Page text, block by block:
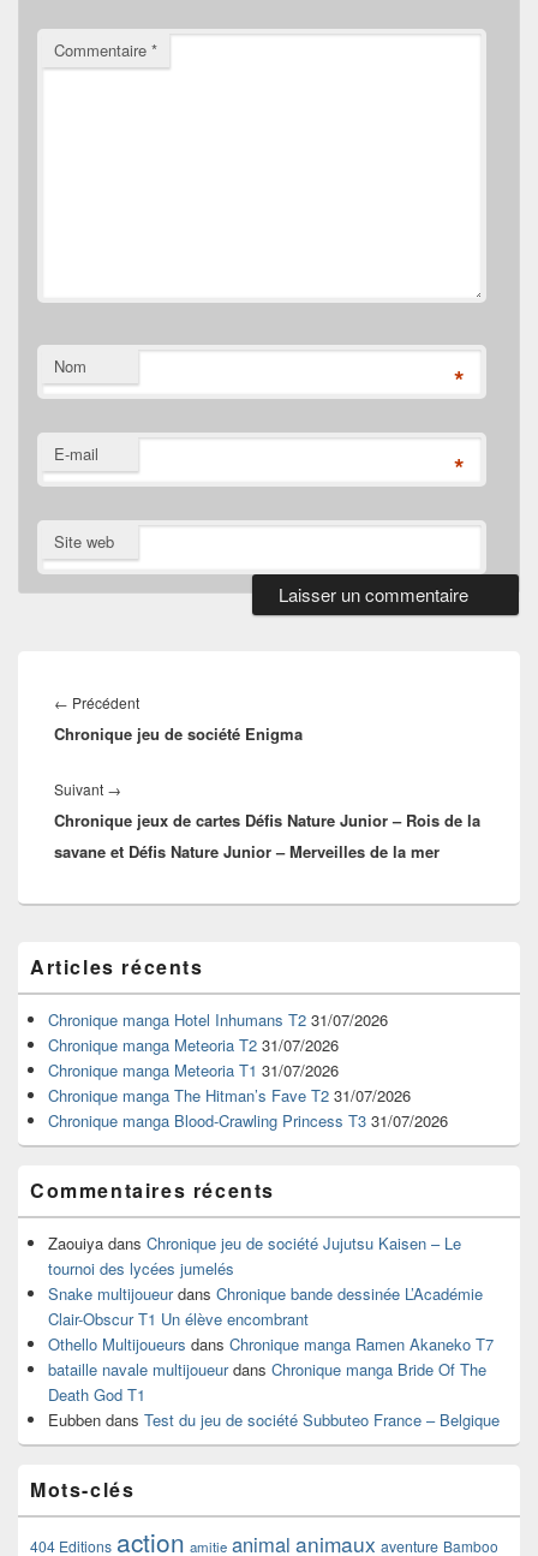
Commentaire *
Nom *
E-mail *
Site web
de
l’article
← PrécédentArticle
précédent :
Chronique jeu de société Enigma
Suivant →
suivant :
Chronique jeux de cartes Défis Nature Junior – Rois de la
savane et Défis Nature Junior – Merveilles de la mer
principale
de
widget
pour
barre
latérale
Articles récents
Chronique manga Hotel Inhumans T2 31/07/2026
Chronique manga Meteoria T2 31/07/2026
Chronique manga Meteoria T1 31/07/2026
Chronique manga The Hitman’s Fave T2 31/07/2026
Chronique manga Blood-Crawling Princess T3 31/07/2026
Commentaires récents
Zaouiya dans Chronique jeu de société Jujutsu Kaisen – Le
tournoi des lycées jumelés
Snake multijoueurdans Chronique bande dessinée L’Académie
Clair-Obscur T1 Un élève encombrant
Othello Multijoueurs dans Chronique manga Ramen Akaneko T7
bataille navale multijoueurdans Chronique manga Bride Of The
Death God T1
Eubben dans Test du jeu de société Subbuteo France – Belgique
Mots-clés
404 Editions action amitie animal animaux aventure Bamboo